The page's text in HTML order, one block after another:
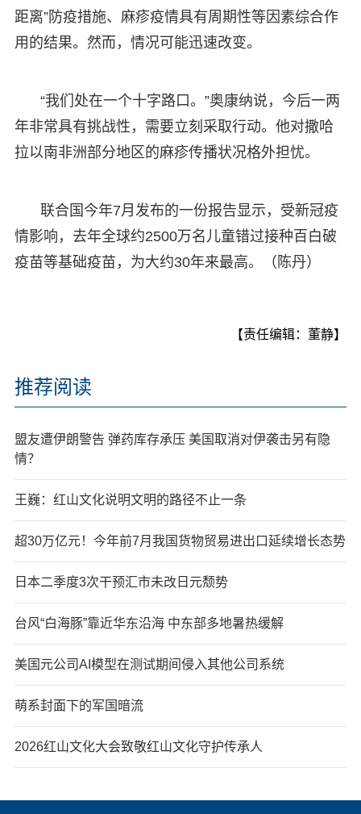
距离”防疫措施、麻疹疫情具有周期性等因素综合作
用的结果。然而，情况可能迅速改变。
“我们处在一个十字路口。”奥康纳说，今后一两
年非常具有挑战性，需要立刻采取行动。他对撒哈
拉以南非洲部分地区的麻疹传播状况格外担忧。
联合国今年7月发布的一份报告显示，受新冠疫
情影响，去年全球约2500万名儿童错过接种百白破
疫苗等基础疫苗，为大约30年来最高。（陈丹）
【责任编辑：董静】
推荐阅读
盟友遭伊朗警告 弹药库存承压 美国取消对伊袭击另有隐
情？
王巍：红山文化说明文明的路径不止一条
超30万亿元！今年前7月我国货物贸易进出口延续增长态势
日本二季度3次干预汇市未改日元颓势
台风“白海豚”靠近华东沿海 中东部多地暑热缓解
美国元公司AI模型在测试期间侵入其他公司系统
萌系封面下的军国暗流
2026红山文化大会致敬红山文化守护传承人